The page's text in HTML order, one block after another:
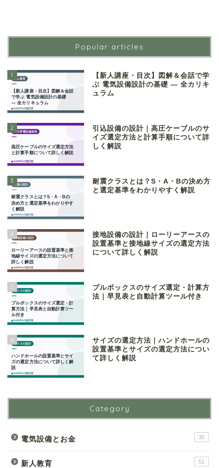
Popular articles
1
【新人講座・目次】図解＆会話で学
ぶ 電気設備設計の基礎 ― 全カリキ
ュラム
2
引込設備の設計｜高圧ケーブルのサ
イズ選定方法と計算手順について詳
しく解説
3
耐震クラスとは？S・A・Bの決め方
と選定基準をわかりやすく解説
4
接地設備の設計｜ローリーアースの
設置基準と接地線サイズの選定方法
について詳しく解説
5
プルボックスのサイズ選定・計算方
法｜早見表と自動計算ツール付き
6
サイズの選定方法｜ハンドホールの
設置基準とサイズの選定方法につい
て詳しく解説
Category
電気設備とお金 30
新人教育 51